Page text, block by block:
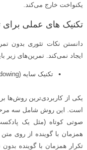
یکنواخت خارج می‌کند.
تکنیک‌ های عملی برای
دانستن نکات تئوری بدون
ایجاد نمی‌کند. تمرین‌های زیر
تکنیک سایه (Shadowing) چیست؟
یکی از کاربردی‌ترین روش‌ها
تکرار همزمان با گوینده